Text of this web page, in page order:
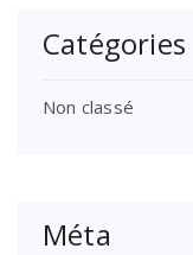
Catégories
Non classé
Méta